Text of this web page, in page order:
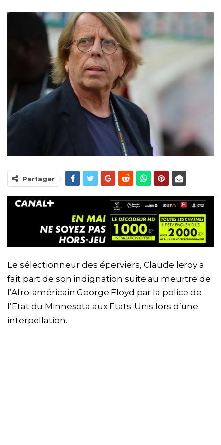
Partager
Le sélectionneur des éperviers, Claude leroy a
fait part de son indignation suite au meurtre de
l’Afro-américain George Floyd par la police de
l’Etat du Minnesota aux Etats-Unis lors d’une
interpellation.